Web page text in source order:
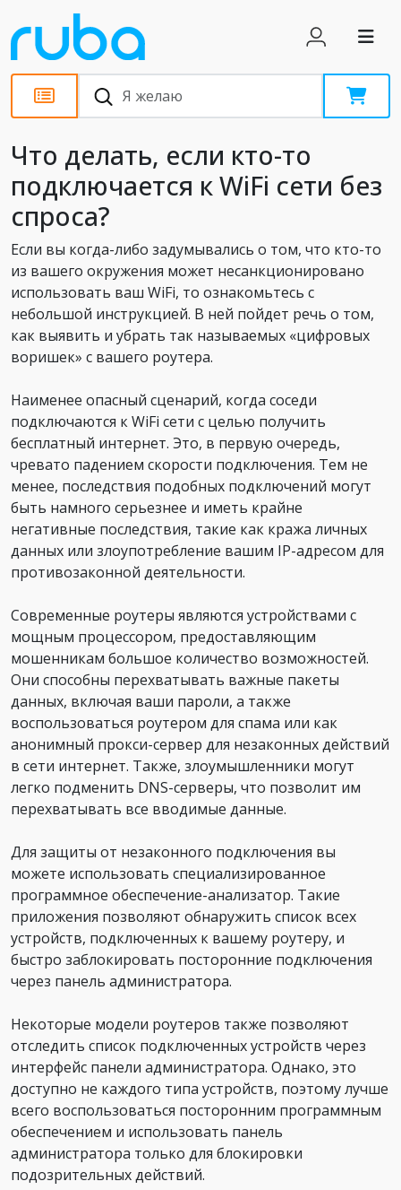
Статьи
Что делать, если кто-то
подключается к WiFi сети без
спроса?
Если вы когда-либо задумывались о том, что кто-то
из вашего окружения может несанкционировано
использовать ваш WiFi, то ознакомьтесь с
небольшой инструкцией. В ней пойдет речь о том,
как выявить и убрать так называемых «цифровых
воришек» с вашего роутера.
Наименее опасный сценарий, когда соседи
подключаются к WiFi сети с целью получить
бесплатный интернет. Это, в первую очередь,
чревато падением скорости подключения. Тем не
менее, последствия подобных подключений могут
быть намного серьезнее и иметь крайне
негативные последствия, такие как кража личных
данных или злоупотребление вашим IP-адресом для
противозаконной деятельности.
Современные роутеры являются устройствами с
мощным процессором, предоставляющим
мошенникам большое количество возможностей.
Они способны перехватывать важные пакеты
данных, включая ваши пароли, а также
воспользоваться роутером для спама или как
анонимный прокси-сервер для незаконных действий
в сети интернет. Также, злоумышленники могут
легко подменить DNS-серверы, что позволит им
перехватывать все вводимые данные.
Для защиты от незаконного подключения вы
можете использовать специализированное
программное обеспечение-анализатор. Такие
приложения позволяют обнаружить список всех
устройств, подключенных к вашему роутеру, и
быстро заблокировать посторонние подключения
через панель администратора.
Некоторые модели роутеров также позволяют
отследить список подключенных устройств через
интерфейс панели администратора. Однако, это
доступно не каждого типа устройств, поэтому лучше
всего воспользоваться посторонним программным
обеспечением и использовать панель
администратора только для блокировки
подозрительных действий.